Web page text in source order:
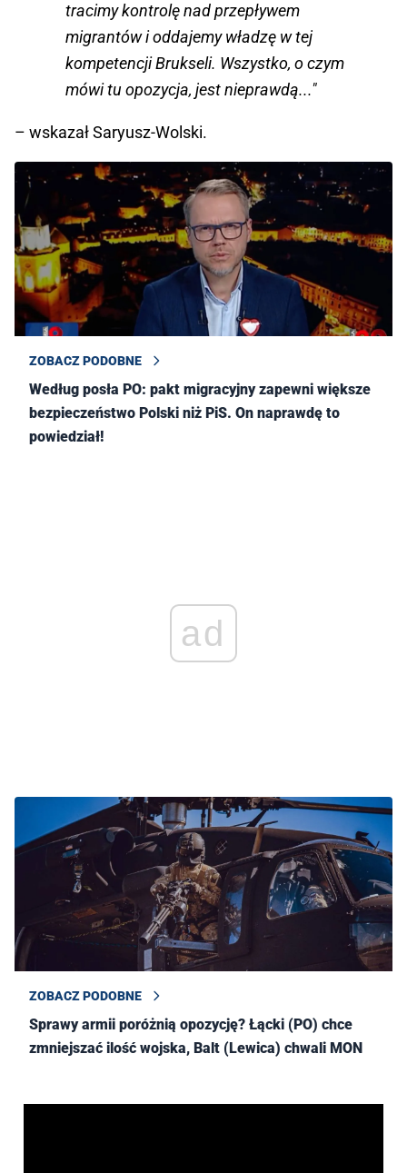
tracimy kontrolę nad przepływem
migrantów i oddajemy władzę w tej
kompetencji Brukseli. Wszystko, o czym
mówi tu opozycja, jest nieprawdą..."
– wskazał Saryusz-Wolski.
ZOBACZ PODOBNE
Według posła PO: pakt migracyjny zapewni większe
bezpieczeństwo Polski niż PiS. On naprawdę to
powiedział!
ad
ZOBACZ PODOBNE
Sprawy armii poróżnią opozycję? Łącki (PO) chce
zmniejszać ilość wojska, Balt (Lewica) chwali MON